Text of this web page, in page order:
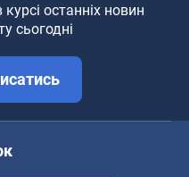
останніх новин
сьогодні